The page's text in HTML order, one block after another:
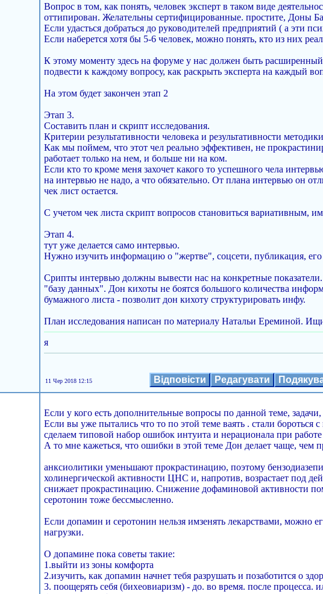
Вопрос в том, как понять, человек эксперт в таком виде
оттипирован. Желательны сертифицированные. простите, Доны
Если удасться добраться до руководителей предприятий ( а эти
Если наберется хотя бы 5-6 человек, можно понять, кто из них
К этому моменту здесь на форуме у нас должен быть
подвести к каждому вопросу, как раскрыть эксперта на каждый
На этом будет закончен этап 2
Этап 3.
Составить план и скрипт исследования.
Критерии результативности человека и результативности
Как мы поймем, что этот чел реально эффективен, не
работает только на нем, и больше ни на ком.
Если кто то кроме меня захочет какого то успешного чела
на интервью не надо, а что обязательно. От плана интервью он
чек лист остается.
С учетом чек листа скрипт вопросов становиться вариативным,
Этап 4.
тут уже делается само интервью.
Нужно изучить информацию о "жертве", соцсети, публикация,
Срипты интервью должны вывести нас на конкретные
"базу данных". Дон кихоты не боятся большого количества
бумажного листа - позволит дон кихоту структурировать инфу.
План исследования написан по материалу Натальи Ереминой.
я
11 Чер 2018 12:15 Відповісти Редагувати
Если у кого есть дополнительные вопросы по данной теме,
Если вы уже пытались что то по этой теме ваять . стали
сделаем типовой набор ошибок интуита и нерационала при
А то мне кажеться, что ошибки в этой теме Дон делает чаще, чем
анксиолитики уменьшают прокрастинацию, поэтому
холинергической активности ЦНС и, напротив, возрастает под
снижает прокрастинацию. Снижение дофаминовой активности
серотонин тоже бессмысленно.
Если допамин и серотонин нельзя имзенять лекарствами, можно
нагрузки.
О допамине пока советы такие:
1.выйти из зоны комфорта
2.изучить, как допамин начнет тебя разрушать и позаботится о
3. поощерять себя (бихеовиаризм) - до. во время. после процесса.